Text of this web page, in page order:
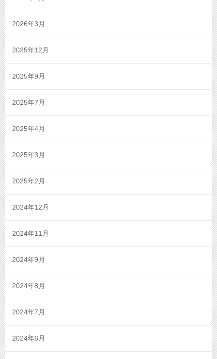
2026年3月
2025年12月
2025年9月
2025年7月
2025年4月
2025年3月
2025年2月
2024年12月
2024年11月
2024年9月
2024年8月
2024年7月
2024年6月